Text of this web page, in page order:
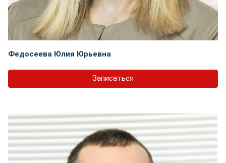
Федосеева Юлия Юрьевна
Записаться